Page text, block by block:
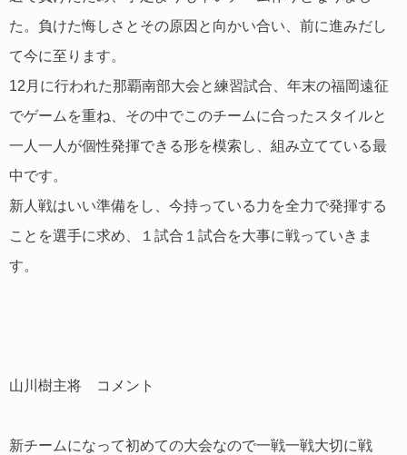
た。負けた悔しさとその原因と向かい合い、前に進みだし
て今に至ります。
12月に行われた那覇南部大会と練習試合、年末の福岡遠征
でゲームを重ね、その中でこのチームに合ったスタイルと
一人一人が個性発揮できる形を模索し、組み立てている最
中です。
新人戦はいい準備をし、今持っている力を全力で発揮する
ことを選手に求め、１試合１試合を大事に戦っていきま
す。
山川樹主将 コメント
新チームになって初めての大会なので一戦一戦大切に戦